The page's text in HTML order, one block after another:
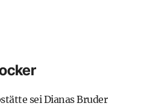
sei Dianas Bruder